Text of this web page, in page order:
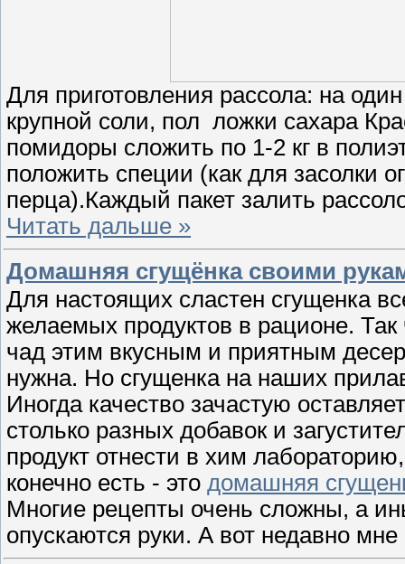
Для приготовления рассола: на
крупной соли, пол ложки сахара
помидоры сложить по 1-2 кг в
положить специи (как для засолки
перца).Каждый пакет залить
Читать дальше »
Домашняя сгущёнка своими
Для настоящих сластен сгущенка
желаемых продуктов в рационе. Так
чад этим вкусным и приятным
нужна. Но сгущенка на наших
Иногда качество зачастую
столько разных добавок и
продукт отнести в хим
конечно есть - это домашняя
Многие рецепты очень сложны, а
опускаются руки. А вот недавно мне